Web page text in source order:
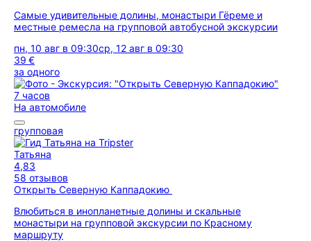
Самые удивительные долины, монастыри Гёреме и
местные ремесла на групповой автобусной экскурсии
пн, 10 авг в 09:30ср, 12 авг в 09:30
39 €
за одного
7 часов
На автомобиле
групповая
Татьяна
4,83
58 отзывов
Открыть Северную Каппадокию
Влюбиться в инопланетные долины и скальные
монастыри на групповой экскурсии по Красному
маршруту